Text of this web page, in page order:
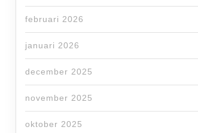
februari 2026
januari 2026
december 2025
november 2025
oktober 2025